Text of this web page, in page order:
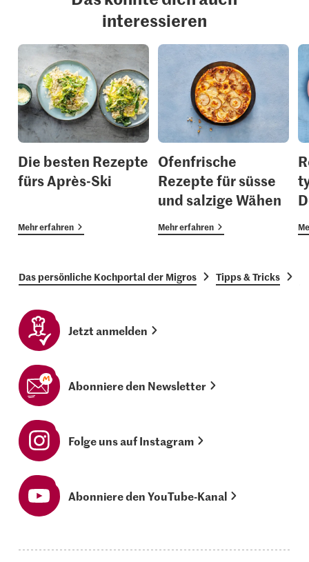
interessieren
Die besten Rezepte
fürs Après-Ski
Mehr erfahren
Ofenfrische
Rezepte für süsse
und salzige Wähen
Mehr erfahren
Das persönliche Kochportal der Migros Tipps & Tricks
Jetzt anmelden
Abonniere den Newsletter
Folge uns auf Instagram
Abonniere den YouTube-Kanal